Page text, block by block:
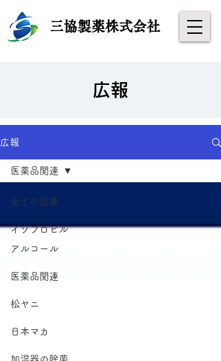
​三協製薬株式会社
​広報
広報
全ての記事
イソプロピル
アルコール
医薬品関連
松ヤニ
日本マカ
加湿器の除菌
医薬品関連